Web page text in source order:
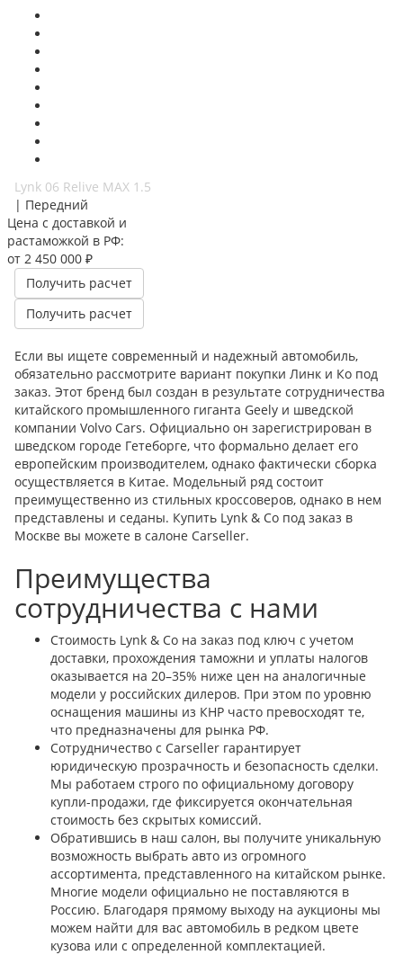
Lynk 06 Relive MAX 1.5
| Передний
Цена с доставкой и
растаможкой в РФ:
от 2 450 000 ₽
Получить расчет
Получить расчет
Если вы ищете современный и надежный автомобиль,
обязательно рассмотрите вариант покупки Линк и Ко под
заказ. Этот бренд был создан в результате сотрудничества
китайского промышленного гиганта Geely и шведской
компании Volvo Cars. Официально он зарегистрирован в
шведском городе Гетеборге, что формально делает его
европейским производителем, однако фактически сборка
осуществляется в Китае. Модельный ряд состоит
преимущественно из стильных кроссоверов, однако в нем
представлены и седаны. Купить Lynk & Co под заказ в
Москве вы можете в салоне Carseller.
Преимущества
сотрудничества с нами
Стоимость Lynk & Co на заказ под ключ с учетом
доставки, прохождения таможни и уплаты налогов
оказывается на 20–35% ниже цен на аналогичные
модели у российских дилеров. При этом по уровню
оснащения машины из КНР часто превосходят те,
что предназначены для рынка РФ.
Сотрудничество с Carseller гарантирует
юридическую прозрачность и безопасность сделки.
Мы работаем строго по официальному договору
купли-продажи, где фиксируется окончательная
стоимость без скрытых комиссий.
Обратившись в наш салон, вы получите уникальную
возможность выбрать авто из огромного
ассортимента, представленного на китайском рынке.
Многие модели официально не поставляются в
Россию. Благодаря прямому выходу на аукционы мы
можем найти для вас автомобиль в редком цвете
кузова или с определенной комплектацией.